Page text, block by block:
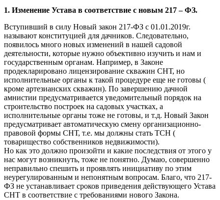
1. Изменение Устава в соответствие с новым 217 – ФЗ.
Вступивший в силу Новый закон 217-ФЗ с 01.01.2019г.
называют конституцией для дачников. Следовательно,
появилось много новых изменений в нашей садовой
деятельности, которые нужно объективно изучить и нам и
государственным органам. Например, в Законе
продекларировано лицензирование скважин СНТ, но
исполнительные органы к такой процедуре еще не готовы (
кроме артезианских скважин). По завершению дачной
амнистии предусматривается уведомительный порядок на
строительство построек на садовых участках, а
исполнительные органы тоже не готовы, и т.д. Новый Закон
предусматривает автоматическую смену организационно-
правовой формы СНТ, т.е. мы должны стать ТСН (
товарищество собственников недвижимости).
Но как это должно произойти и какие последствия от этого у
нас могут возникнуть, тоже не понятно. Думаю, совершенно
неправильно спешить и проявлять инициативу по этим
неурегулированным и непонятным вопросам. Благо, что 217-
ФЗ не устанавливает сроков приведения действующего Устава
СНТ в соответствие с требованиями нового Закона.